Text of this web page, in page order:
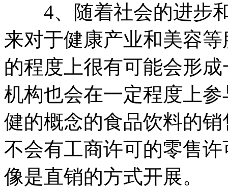
4、随着社会的进步和
来对于健康产业和美容
的程度上很有可能会形
机构也会在一定程度上
健的概念的食品饮料的
不会有工商许可的零售
像是直销的方式开展。